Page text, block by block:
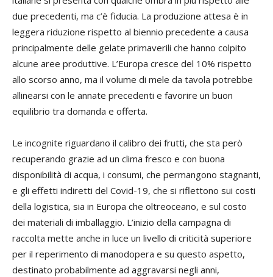
due precedenti, ma c’è fiducia. La produzione attesa è in
leggera riduzione rispetto al biennio precedente a causa
principalmente delle gelate primaverili che hanno colpito
alcune aree produttive. L’Europa cresce del 10% rispetto
allo scorso anno, ma il volume di mele da tavola potrebbe
allinearsi con le annate precedenti e favorire un buon
equilibrio tra domanda e offerta.
Le incognite riguardano il calibro dei frutti, che sta però
recuperando grazie ad un clima fresco e con buona
disponibilità di acqua, i consumi, che permangono stagnanti,
e gli effetti indiretti del Covid-19, che si riflettono sui costi
della logistica, sia in Europa che oltreoceano, e sul costo
dei materiali di imballaggio. L’inizio della campagna di
raccolta mette anche in luce un livello di criticità superiore
per il reperimento di manodopera e su questo aspetto,
destinato probabilmente ad aggravarsi negli anni,